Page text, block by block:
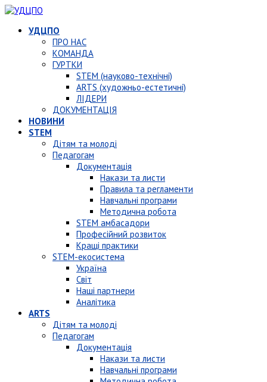
УДЦПО
ПРО НАС
КОМАНДА
ГУРТКИ
STEM (науково-технічні)
ARTS (художньо-естетичні)
ЛІДЕРИ
ДОКУМЕНТАЦІЯ
НОВИНИ
STEM
Дітям та молоді
Педагогам
Документація
Накази та листи
Правила та регламенти
Навчальні програми
Методична робота
STEM амбасадори
Професійний розвиток
Кращі практики
STEM-екосистема
Україна
Світ
Наші партнери
Аналітика
ARTS
Дітям та молоді
Педагогам
Документація
Накази та листи
Навчальні програми